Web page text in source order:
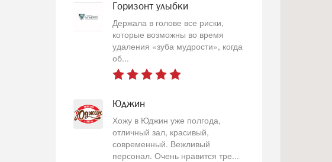
Горизонт улыбки
Держала в голове все риски,
которые возможны во время
удаления «зуба мудрости», когда
об...
Юджин
Хожу в Юджин уже полгода,
отличный зал, красивый,
современный. Вежливый
персонал. Очень нравится тре...